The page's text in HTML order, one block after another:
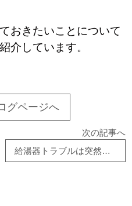
おきたいことについて
介しています。
グページへ
次の記事へ
給湯器トラブルは突然起きる｜原因と対処・交換目安を解説